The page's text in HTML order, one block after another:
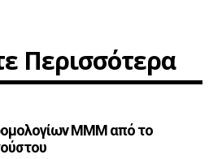
Περισσότερα
ΜΜΜ από το